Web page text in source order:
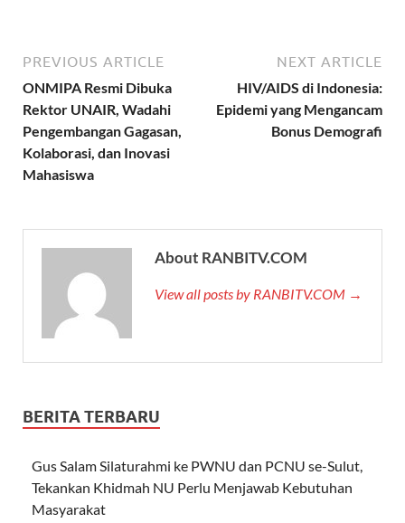
PREVIOUS ARTICLE
ONMIPA Resmi Dibuka
Rektor UNAIR, Wadahi
Pengembangan Gagasan,
Kolaborasi, dan Inovasi
Mahasiswa
NEXT ARTICLE
HIV/AIDS di Indonesia:
Epidemi yang Mengancam
Bonus Demografi
About RANBITV.COM
View all posts by RANBITV.COM →
BERITA TERBARU
Gus Salam Silaturahmi ke PWNU dan PCNU se-Sulut,
Tekankan Khidmah NU Perlu Menjawab Kebutuhan
Masyarakat